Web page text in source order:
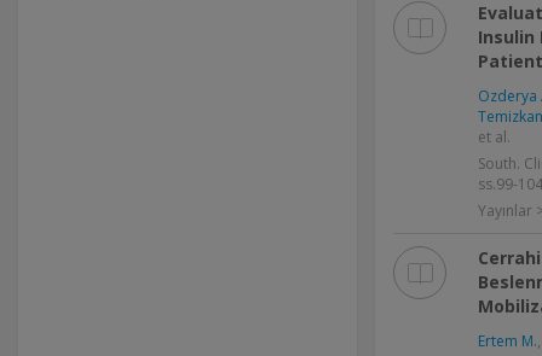
Insulin
Ozderya
et al.
South.
ss.99-
Yayınlar
Ertem M.